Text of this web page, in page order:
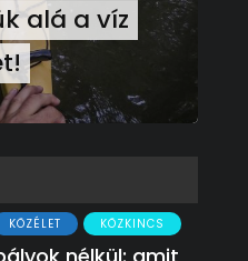
alá a víz
KÖZÉLET KÖZKINCS